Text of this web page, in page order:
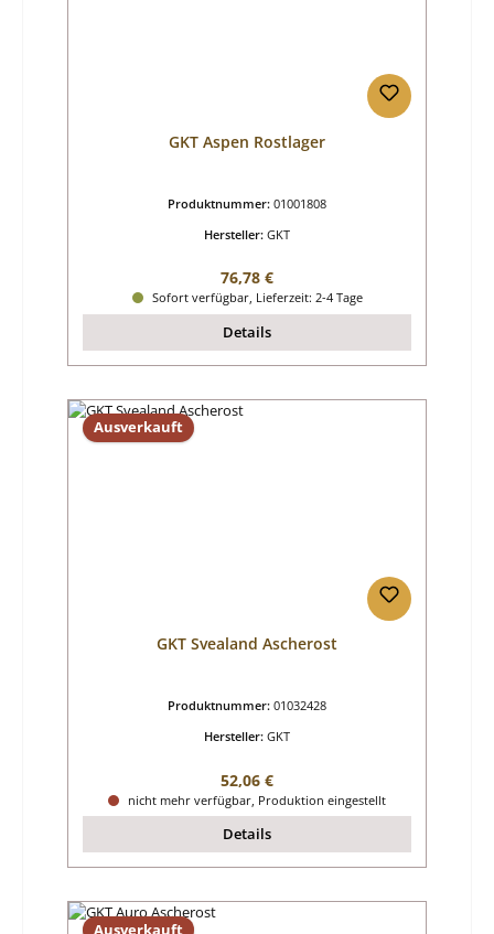
GKT Aspen Rostlager
Produktnummer: 01001808
Hersteller: GKT
Regulärer Preis:
76,78 €
Sofort verfügbar, Lieferzeit: 2-4 Tage
Details
Ausverkauft
GKT Svealand Ascherost
Produktnummer: 01032428
Hersteller: GKT
Regulärer Preis:
52,06 €
nicht mehr verfügbar, Produktion eingestellt
Details
Ausverkauft